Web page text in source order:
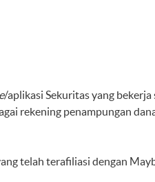
/aplikasi Sekuritas yang bekerja
rekening penampungan
telah terafiliasi dengan